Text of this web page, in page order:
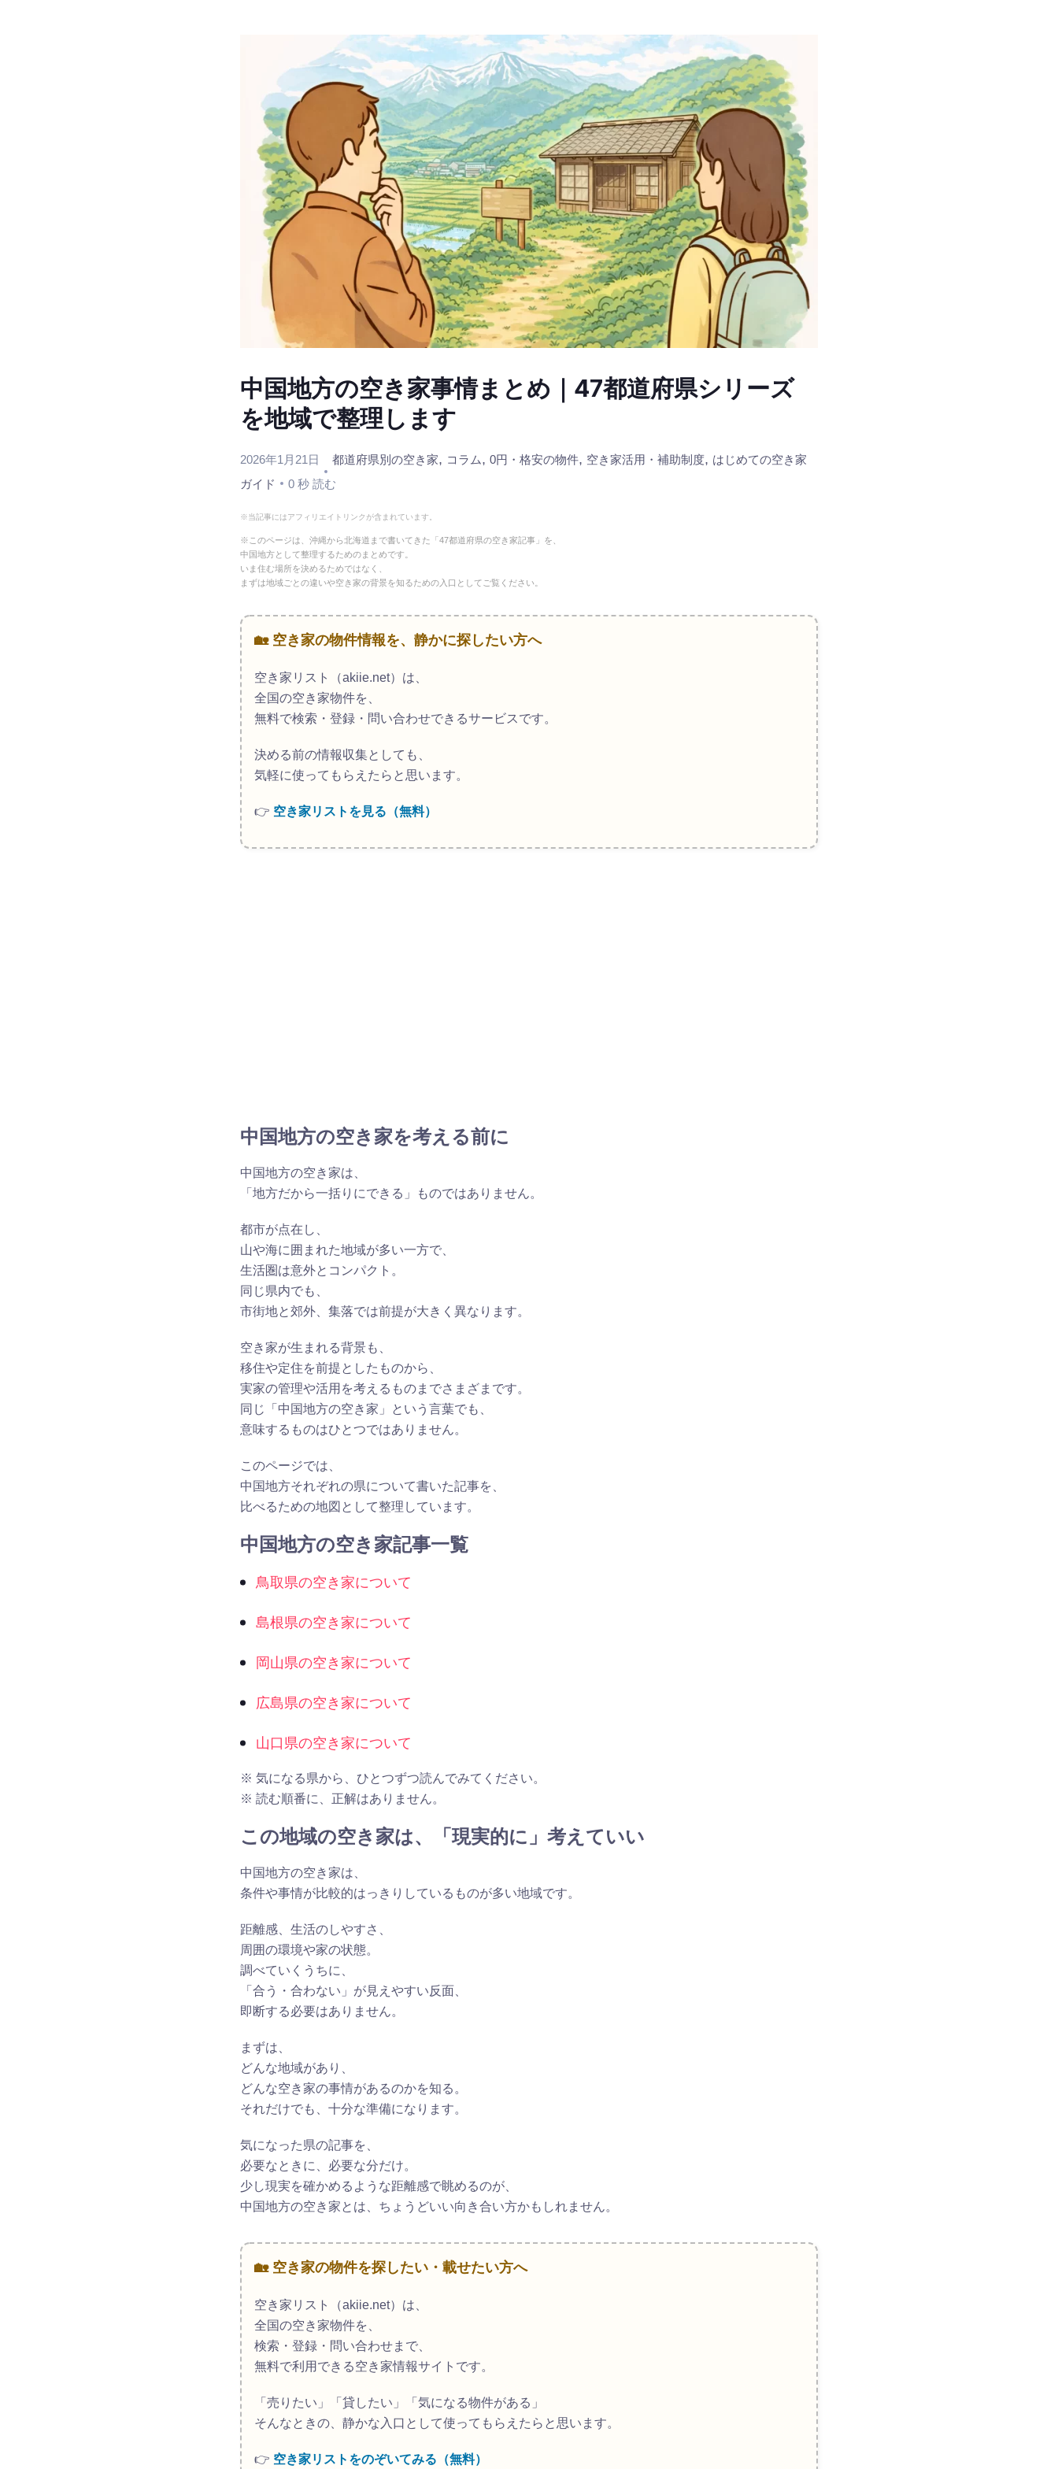
中国地方の空き家事情まとめ｜47都道府県シリーズ
を地域で整理します
2026年1月21日 都道府県別の空き家, コラム, 0円・格安の物件, 空き家活用・補助制度, はじめての空き家
ガイド
0 秒 読む
※当記事にはアフィリエイトリンクが含まれています。
※このページは、沖縄から北海道まで書いてきた「47都道府県の空き家記事」を、
中国地方として整理するためのまとめです。
いま住む場所を決めるためではなく、
まずは地域ごとの違いや空き家の背景を知るための入口としてご覧ください。
🏡 空き家の物件情報を、静かに探したい方へ
空き家リスト（akiie.net）は、
全国の空き家物件を、
無料で検索・登録・問い合わせできるサービスです。
決める前の情報収集としても、
気軽に使ってもらえたらと思います。
👉 空き家リストを見る（無料）
中国地方の空き家を考える前に
中国地方の空き家は、
「地方だから一括りにできる」ものではありません。
都市が点在し、
山や海に囲まれた地域が多い一方で、
生活圏は意外とコンパクト。
同じ県内でも、
市街地と郊外、集落では前提が大きく異なります。
空き家が生まれる背景も、
移住や定住を前提としたものから、
実家の管理や活用を考えるものまでさまざまです。
同じ「中国地方の空き家」という言葉でも、
意味するものはひとつではありません。
このページでは、
中国地方それぞれの県について書いた記事を、
比べるための地図として整理しています。
中国地方の空き家記事一覧
鳥取県の空き家について
島根県の空き家について
岡山県の空き家について
広島県の空き家について
山口県の空き家について
※ 気になる県から、ひとつずつ読んでみてください。
※ 読む順番に、正解はありません。
この地域の空き家は、「現実的に」考えていい
中国地方の空き家は、
条件や事情が比較的はっきりしているものが多い地域です。
距離感、生活のしやすさ、
周囲の環境や家の状態。
調べていくうちに、
「合う・合わない」が見えやすい反面、
即断する必要はありません。
まずは、
どんな地域があり、
どんな空き家の事情があるのかを知る。
それだけでも、十分な準備になります。
気になった県の記事を、
必要なときに、必要な分だけ。
少し現実を確かめるような距離感で眺めるのが、
中国地方の空き家とは、ちょうどいい向き合い方かもしれません。
🏡 空き家の物件を探したい・載せたい方へ
空き家リスト（akiie.net）は、
全国の空き家物件を、
検索・登録・問い合わせまで、
無料で利用できる空き家情報サイトです。
「売りたい」「貸したい」「気になる物件がある」
そんなときの、静かな入口として使ってもらえたらと思います。
👉 空き家リストをのぞいてみる（無料）